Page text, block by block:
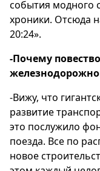
события модного
хроники. Отсюда
20:24».
-Почему
-Вижу, что
развитие
это послужило
поезда. Все по
новое